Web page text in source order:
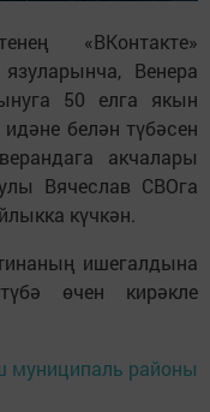
«ВКонтакте»
Венера
50 елга якын
белән түбәсен
акчалары
Вячеслав СВОга
күчкән.
ишегалдына
өчен кирәкле
районы